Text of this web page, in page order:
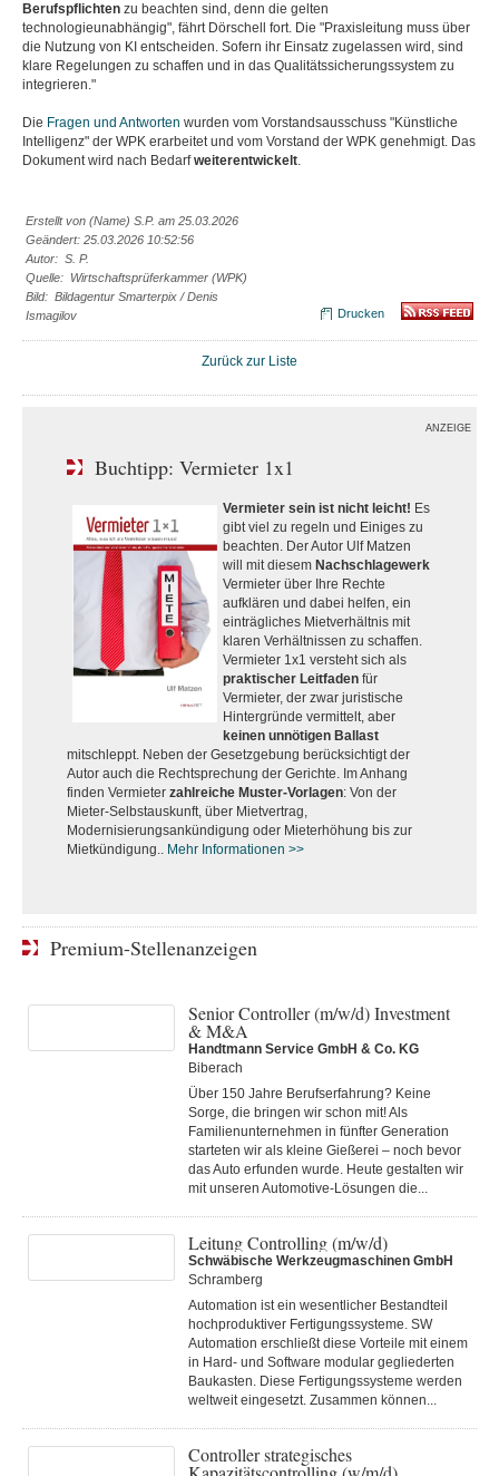
Berufspflichten zu beachten sind, denn die gelten
technologieunabhängig", fährt Dörschell fort. Die "Praxisleitung muss über
die Nutzung von KI entscheiden. Sofern ihr Einsatz zugelassen wird, sind
klare Regelungen zu schaffen und in das Qualitätssicherungssystem zu
integrieren."
Die Fragen und Antworten wurden vom Vorstandsausschuss "Künstliche
Intelligenz" der WPK erarbeitet und vom Vorstand der WPK genehmigt. Das
Dokument wird nach Bedarfweiterentwickelt.
Erstellt von (Name) S.P. am 25.03.2026
Geändert: 25.03.2026 10:52:56
Autor: S. P.
Quelle: Wirtschaftsprüferkammer (WPK)
Bild: Bildagentur Smarterpix / Denis
Ismagilov
Drucken
Zurück zur Liste
ANZEIGE
Buchtipp: Vermieter 1x1
Vermieter sein ist nicht leicht! Es
gibt viel zu regeln und Einiges zu
beachten. Der Autor Ulf Matzen
will mit diesem Nachschlagewerk
Vermieter über Ihre Rechte
aufklären und dabei helfen, ein
einträgliches Mietverhältnis mit
klaren Verhältnissen zu schaffen.
Vermieter 1x1 versteht sich als
praktischer Leitfaden für
Vermieter, der zwar juristische
Hintergründe vermittelt, aber
keinen unnötigen Ballast
mitschleppt. Neben der Gesetzgebung berücksichtigt der
Autor auch die Rechtsprechung der Gerichte. Im Anhang
finden Vermieter zahlreiche Muster-Vorlagen: Von der
Mieter-Selbstauskunft, über Mietvertrag,
Modernisierungsankündigung oder Mieterhöhung bis zur
Mietkündigung.. Mehr Informationen >>
Premium-Stellenanzeigen
Senior Controller (m/w/d) Investment
& M&A
Handtmann Service GmbH & Co. KG
Biberach
Über 150 Jahre Berufserfahrung? Keine
Sorge, die bringen wir schon mit! Als
Familienunternehmen in fünfter Generation
starteten wir als kleine Gießerei – noch bevor
das Auto erfunden wurde. Heute gestalten wir
mit unseren Automotive-Lösungen die...
Leitung Controlling (m/w/d)
Schwäbische Werkzeugmaschinen GmbH
Schramberg
Automation ist ein wesentlicher Bestandteil
hochproduktiver Fertigungssysteme. SW
Automation erschließt diese Vorteile mit einem
in Hard- und Software modular gegliederten
Baukasten. Diese Fertigungs­systeme werden
weltweit eingesetzt. Zusammen können...
Controller strategisches